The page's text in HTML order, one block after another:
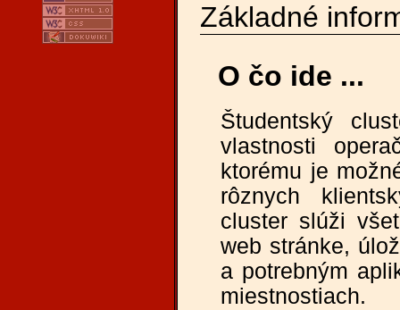
Základné
O čo ide ...
Študentský
vlastnosti
ktorému je
rôznych
cluster slúži
web stránke,
a potrebným
miestnostiach.